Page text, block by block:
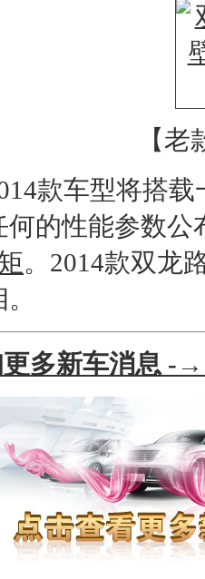
【老
款车型将搭载
何的性能参数
。2014款双龙
多新车消息 -